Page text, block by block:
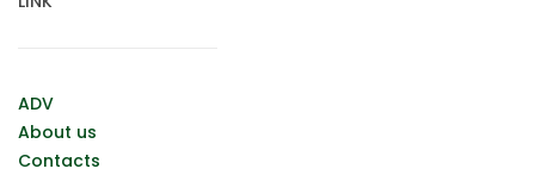
ADV
About us
Contacts